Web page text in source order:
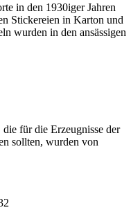
in den 1930iger Jahren
Stickereien in Karton und
wurden in den ansässigen
für die Erzeugnisse der
sollten, wurden von